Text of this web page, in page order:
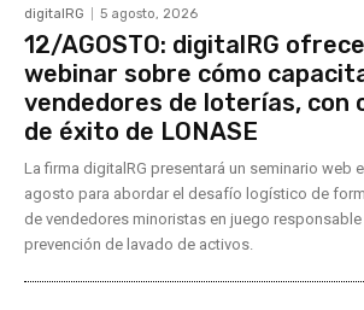
digitalRG 5 agosto, 2026
12/AGOSTO: digitalRG ofrece
webinar sobre cómo
vendedores de loterías, con
de éxito de LONASE
La firma digitalRG presentará un seminario web
agosto para abordar el desafío logístico de
de vendedores minoristas en juego responsable
prevención de lavado de activos.